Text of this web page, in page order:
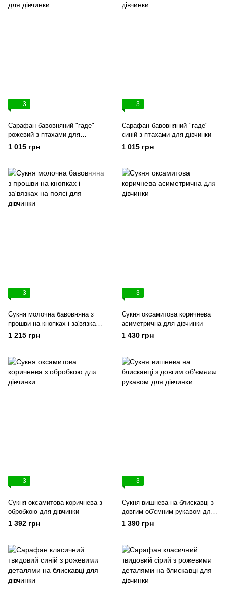
3
Сарафан бавовняний "гаде"
рожевий з птахами для
дівчинки
1 015 грн
3
Сарафан бавовняний "гаде"
синій з птахами для дівчинки
1 015 грн
3
Сукня молочна бавовняна з
прошви на кнопках і за'вязках
на поясі для дівчинки
1 215 грн
3
Сукня оксамитова коричнева
асиметрична для дівчинки
1 430 грн
3
Сукня оксамитова коричнева з
обробкою для дівчинки
1 392 грн
3
Сукня вишнева на блискавці з
довгим об'ємним рукавом для
дівчинки
1 390 грн